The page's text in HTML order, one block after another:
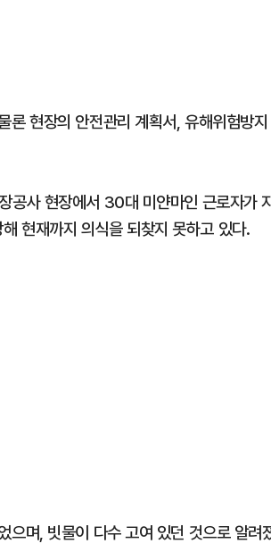
론 현장의 안전관리 계획서, 유해위험방지
공사 현장에서 30대 미얀마인 근로자가
현재까지 의식을 되찾지 못하고 있다.
으며, 빗물이 다수 고여 있던 것으로 알려